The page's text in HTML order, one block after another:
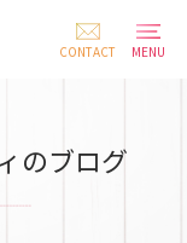
CONTACT
MENU
のブログ